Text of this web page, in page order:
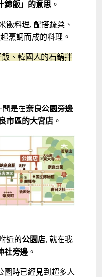
錦飯」的意思 。
飯料理, 配搭蔬菜、
烹調而成的料理。
、韓國人的石鍋拌
間是在奈良公園旁邊
市區的大宮店 。
近的公園店, 就在我
社旁邊 。
園時已經見到超多人